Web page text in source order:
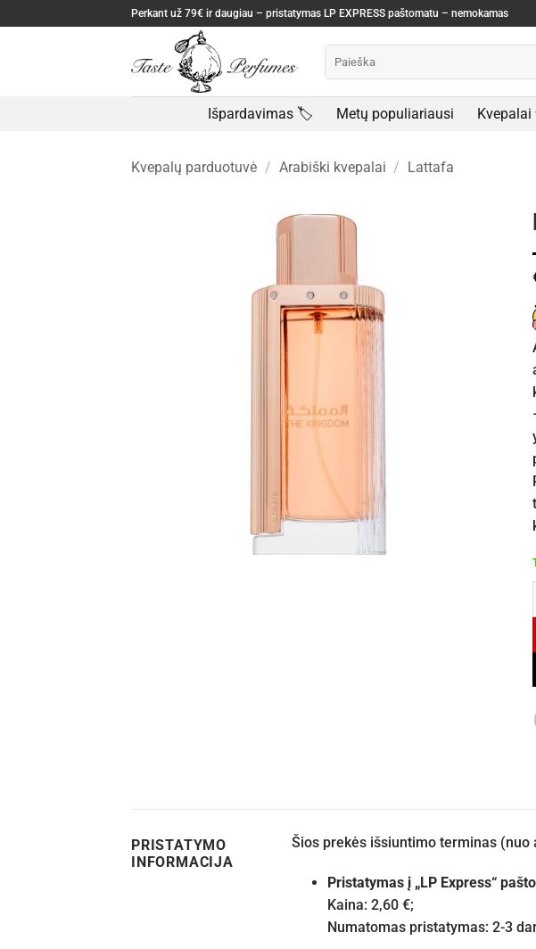
to
Perkant už 79€ ir daugiau – pristatymas LP EXPRESS paštomatu – nemokamas
Išpardavimas 🏷️ Metų populiariausi Kvepalai
Kvepalų parduotuvė / Arabiški kvepalai / Lattafa
PRISTATYMO
INFORMACIJA
Šios prekės išsiuntimo terminas (nuo
Pristatymas į „LP Express“
Kaina: 2,60 €;
Numatomas pristatymas: 2-3